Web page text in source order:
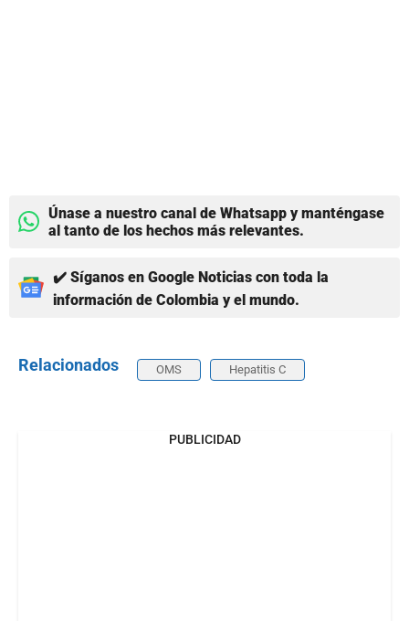
Únase a nuestro canal de Whatsapp y manténgase
al tanto de los hechos más relevantes.
✔️ Síganos en Google Noticias con toda la
información de Colombia y el mundo.
Relacionados OMS Hepatitis C
PUBLICIDAD